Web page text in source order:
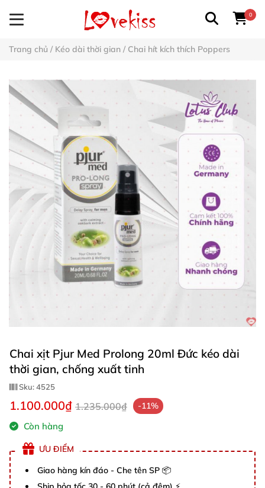
0
Trang chủ / Kéo dài thời gian / Chai hít kích thích Poppers
Chai xịt Pjur Med Prolong 20ml Đức kéo dài
thời gian, chống xuất tinh
Sku:4525
1.100.000₫ 1.235.000₫ -11%
Còn hàng
ƯU ĐIỂM
Giao hàng kín đáo - Che tên SP 📦